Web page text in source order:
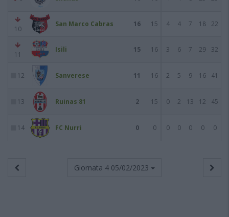
10
San Marco Cabras 16 15 4 4 7 18 22
11
Isili 15 16 3 6 7 29 32
12 Sanverese 11 16 2 5 9 16 41
13 Ruinas 81 2 15 0 2 13 12 45
14 FC Nurri 0 0 0 0 0 0 0
Giornata 4 05/02/2023